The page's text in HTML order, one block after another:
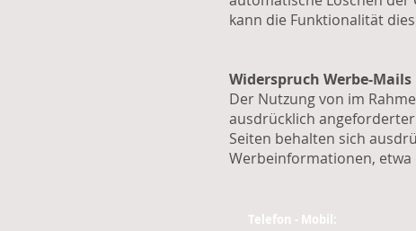
kann die Funktionalität
Widerspruch Werbe-Mails
Der Nutzung von im
ausdrücklich
Seiten behalten sich
Werbeinformationen, etwa
Telefon - Mobil: